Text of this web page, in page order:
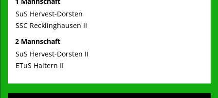
SuS Hervest-Dorsten
SSC Recklinghausen II
2 Mannschaft
SuS Hervest-Dorsten II
ETuS Haltern II